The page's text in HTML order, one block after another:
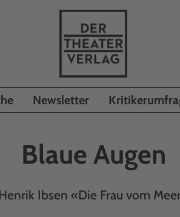
Newsletter
Blaue Augen
Ibsen «Die Frau vom